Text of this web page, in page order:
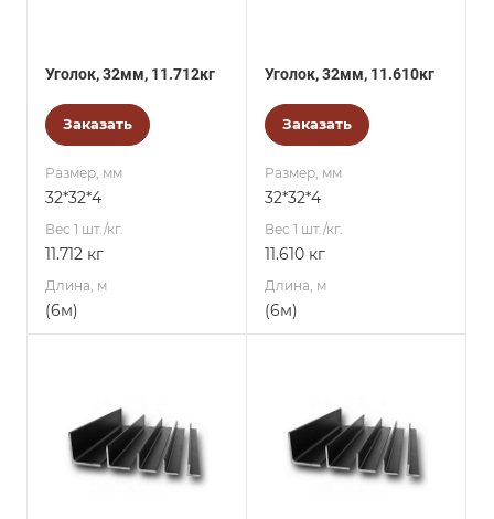
Уголок, 32мм, 11.712кг
Заказать
Размер, мм
32*32*4
Вес 1 шт./кг.
11.712 кг
Длина, м
(6м)
Уголок, 32мм, 11.610кг
Заказать
Размер, мм
32*32*4
Вес 1 шт./кг.
11.610 кг
Длина, м
(6м)